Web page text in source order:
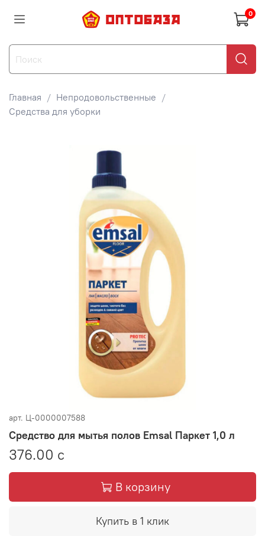
0
Главная
Непродовольственные
Средства для уборки
арт. Ц-0000007588
Средство для мытья полов Emsal Паркет 1,0 л
376.00 с
В корзину
Купить в 1 клик